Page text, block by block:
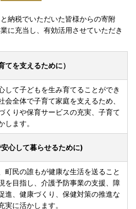
納税でいただいた皆様からの寄附
に充当し、有効活用させていただき
を支えるために）
して子どもを生み育てることができ
会全体で子育て家庭を支えるため、
くりや保育サービスの充実、子育て
ます。
心して暮らせるために)
町民の誰もが健康な生活を送ること
を目指し、介護予防事業の支援、障
進、健康づくり、保健対策の推進な
実に活かします。